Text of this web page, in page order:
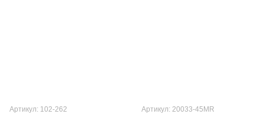
Артикул: 102-262 Артикул: 20033-45MR